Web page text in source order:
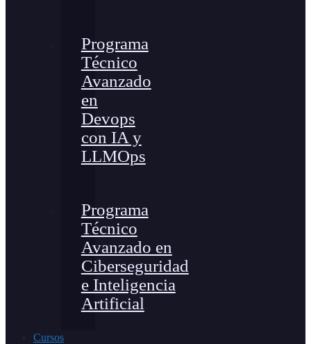
Programa
Técnico
Avanzado
en
Devops
con IA y
LLMOps
Programa
Técnico
Avanzado en
Ciberseguridad
e Inteligencia
Artificial
Cursos